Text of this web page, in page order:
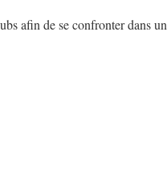
afin de se confronter dans un